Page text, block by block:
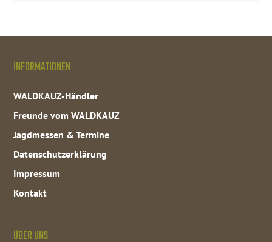
INFORMATIONEN
WALDKAUZ-Händler
Freunde vom WALDKAUZ
Jagdmessen & Termine
Datenschutzerklärung
Impressum
Kontakt
ÜBER UNS